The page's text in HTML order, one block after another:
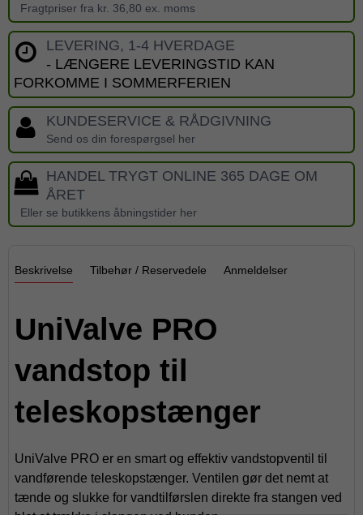
Fragtpriser fra kr. 36,80 ex. moms
LEVERING, 1-4 HVERDAGE
- LÆNGERE LEVERINGSTID KAN
FORKOMME I SOMMERFERIEN
KUNDESERVICE & RÅDGIVNING
Send os din forespørgsel her
HANDEL TRYGT ONLINE 365 DAGE OM
ÅRET
Eller se butikkens åbningstider her
Beskrivelse Tilbehør / Reservedele Anmeldelser
UniValve PRO
vandstop til
teleskopstænger
UniValve PRO er en smart og effektiv vandstopventil til
vandførende teleskopstænger. Ventilen gør det nemt at
tænde og slukke for vandtilførslen direkte fra stangen ved